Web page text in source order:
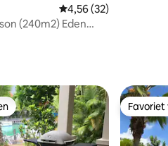
Gemiddelde
4,56 (32)
(240m2) Eden